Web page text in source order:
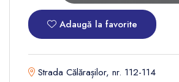
Adaugă la favorite
Strada Călărașilor, nr. 112-114